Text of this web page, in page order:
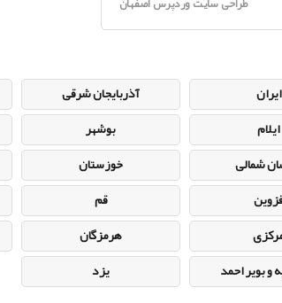
طراحی سایت وردپرس اصفهان
ایران آذربایجان شرقی
ایلام
بوشهر
شمالی
خوزستان
قم
هرمزگان
و بویر احمد
یزد